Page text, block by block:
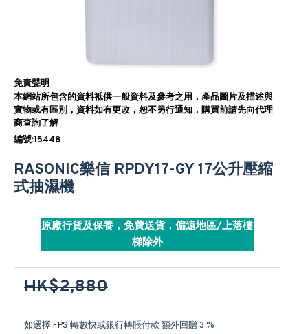
免責聲明
本網站所包含的資料祗供一般資料及參考之用，產品圖片及描述與
實物或有區別，資料如有更改，恕不另行通知，購買前請先向代理
商查詢了解
編號:15448
RASONIC樂信 RPDY17-GY 17公升壓縮
式抽濕機
原廠行貨及保養，免費送貨，偏遠地區/上落樓
梯除外
HK$2,880
如選擇 FPS 轉數快或銀行轉賬付款 額外回贈 3 %